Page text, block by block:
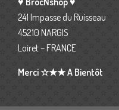
241 Impasse du Ruisseau
45210 NARGIS
Loiret – FRANCE
Merci ☆★★ A Bientôt